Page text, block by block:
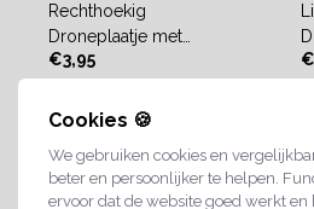
Cookies 🍪
We gebruiken cookies en
beter en persoonlijker te helpen.
ervoor dat de website goed werkt en
Rechthoekig
Droneplaatje met
Exploitantnummer
€3,95
2-4 werkdagen